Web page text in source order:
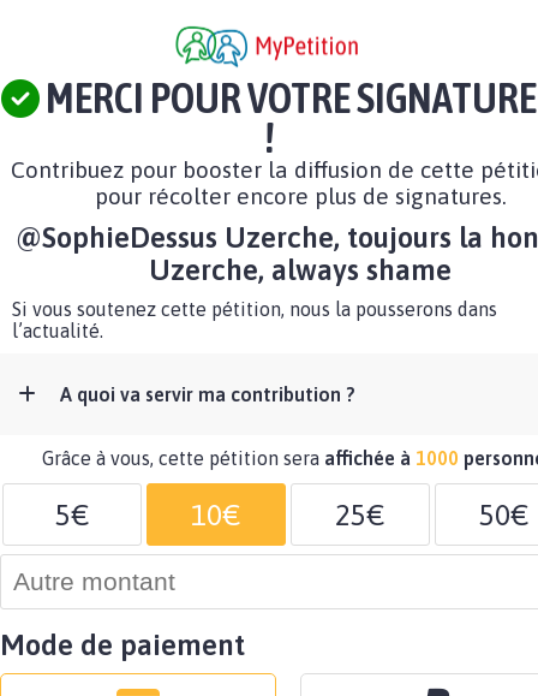
MERCI POUR VOTRE SIGNATURE
!
Contribuez pour booster la diffusion de cette
pour récolter encore plus de signatures.
@SophieDessus Uzerche, toujours la
Uzerche, always shame
Si vous soutenez cette pétition, nous la pousserons dans
l’actualité.
A quoi va servir ma contribution ?
Grâce à vous, cette pétition sera affichée à 1000
5€ 10€ 25€ 50€
Mode de paiement